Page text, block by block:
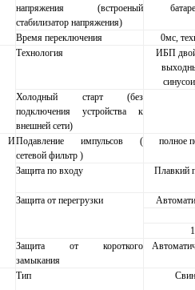
напряжения (встроеный
стабилизатор напряжения)
Время переключения
0мс,
Технология
ИБП
Холодный старт (без
подключения устройства к
внешней сети)
ИПодавление импульсов (
сетевой фильтр )
полное
Защита по входу
Плавкий
Защита от перегрузки
Защита от короткого
замыкания
Тип